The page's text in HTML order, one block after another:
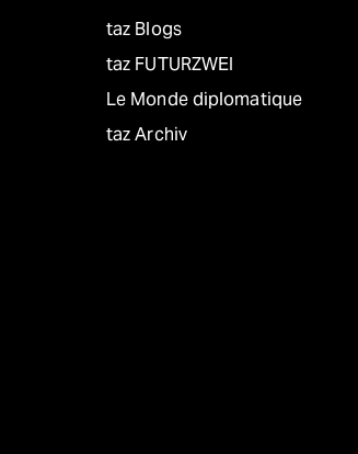
taz Blogs
taz FUTURZWEI
Le Monde diplomatique
taz Archiv